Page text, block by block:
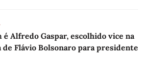
é Alfredo Gaspar, escolhido vice na
de Flávio Bolsonaro para presidente